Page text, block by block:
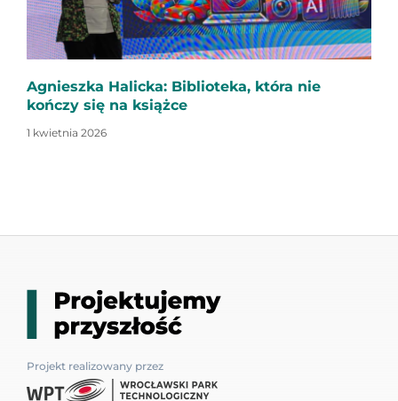
Agnieszka Halicka: Biblioteka, która nie
kończy się na książce
1 kwietnia 2026
Projekt realizowany przez